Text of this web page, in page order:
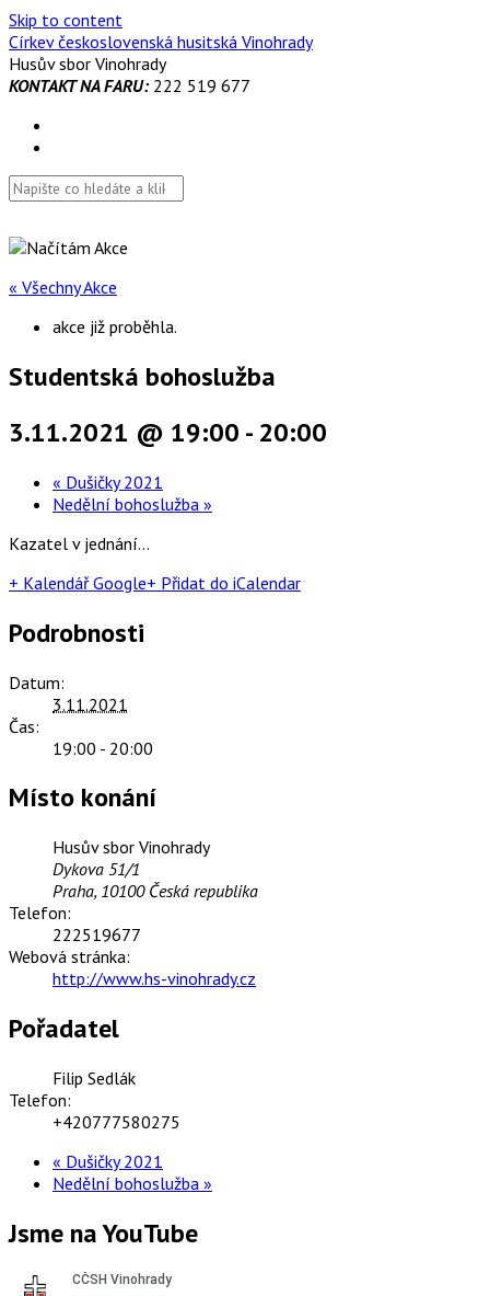
Skip to content
Církev československá husitská Vinohrady
Husův sbor Vinohrady
KONTAKT NA FARU:222 519 677
« Všechny Akce
akce již proběhla.
Studentská bohoslužba
3.11.2021 @ 19:00 - 20:00
« Dušičky 2021
Nedělní bohoslužba »
Kazatel v jednání…
+ Kalendář Google+ Přidat do iCalendar
Podrobnosti
Datum:
3.11.2021
Čas:
19:00 - 20:00
Místo konání
Husův sbor Vinohrady
Dykova 51/1
Praha, 10100 Česká republika
Telefon:
222519677
Webová stránka:
http://www.hs-vinohrady.cz
Pořadatel
Filip Sedlák
Telefon:
+420777580275
« Dušičky 2021
Nedělní bohoslužba »
Jsme na YouTube